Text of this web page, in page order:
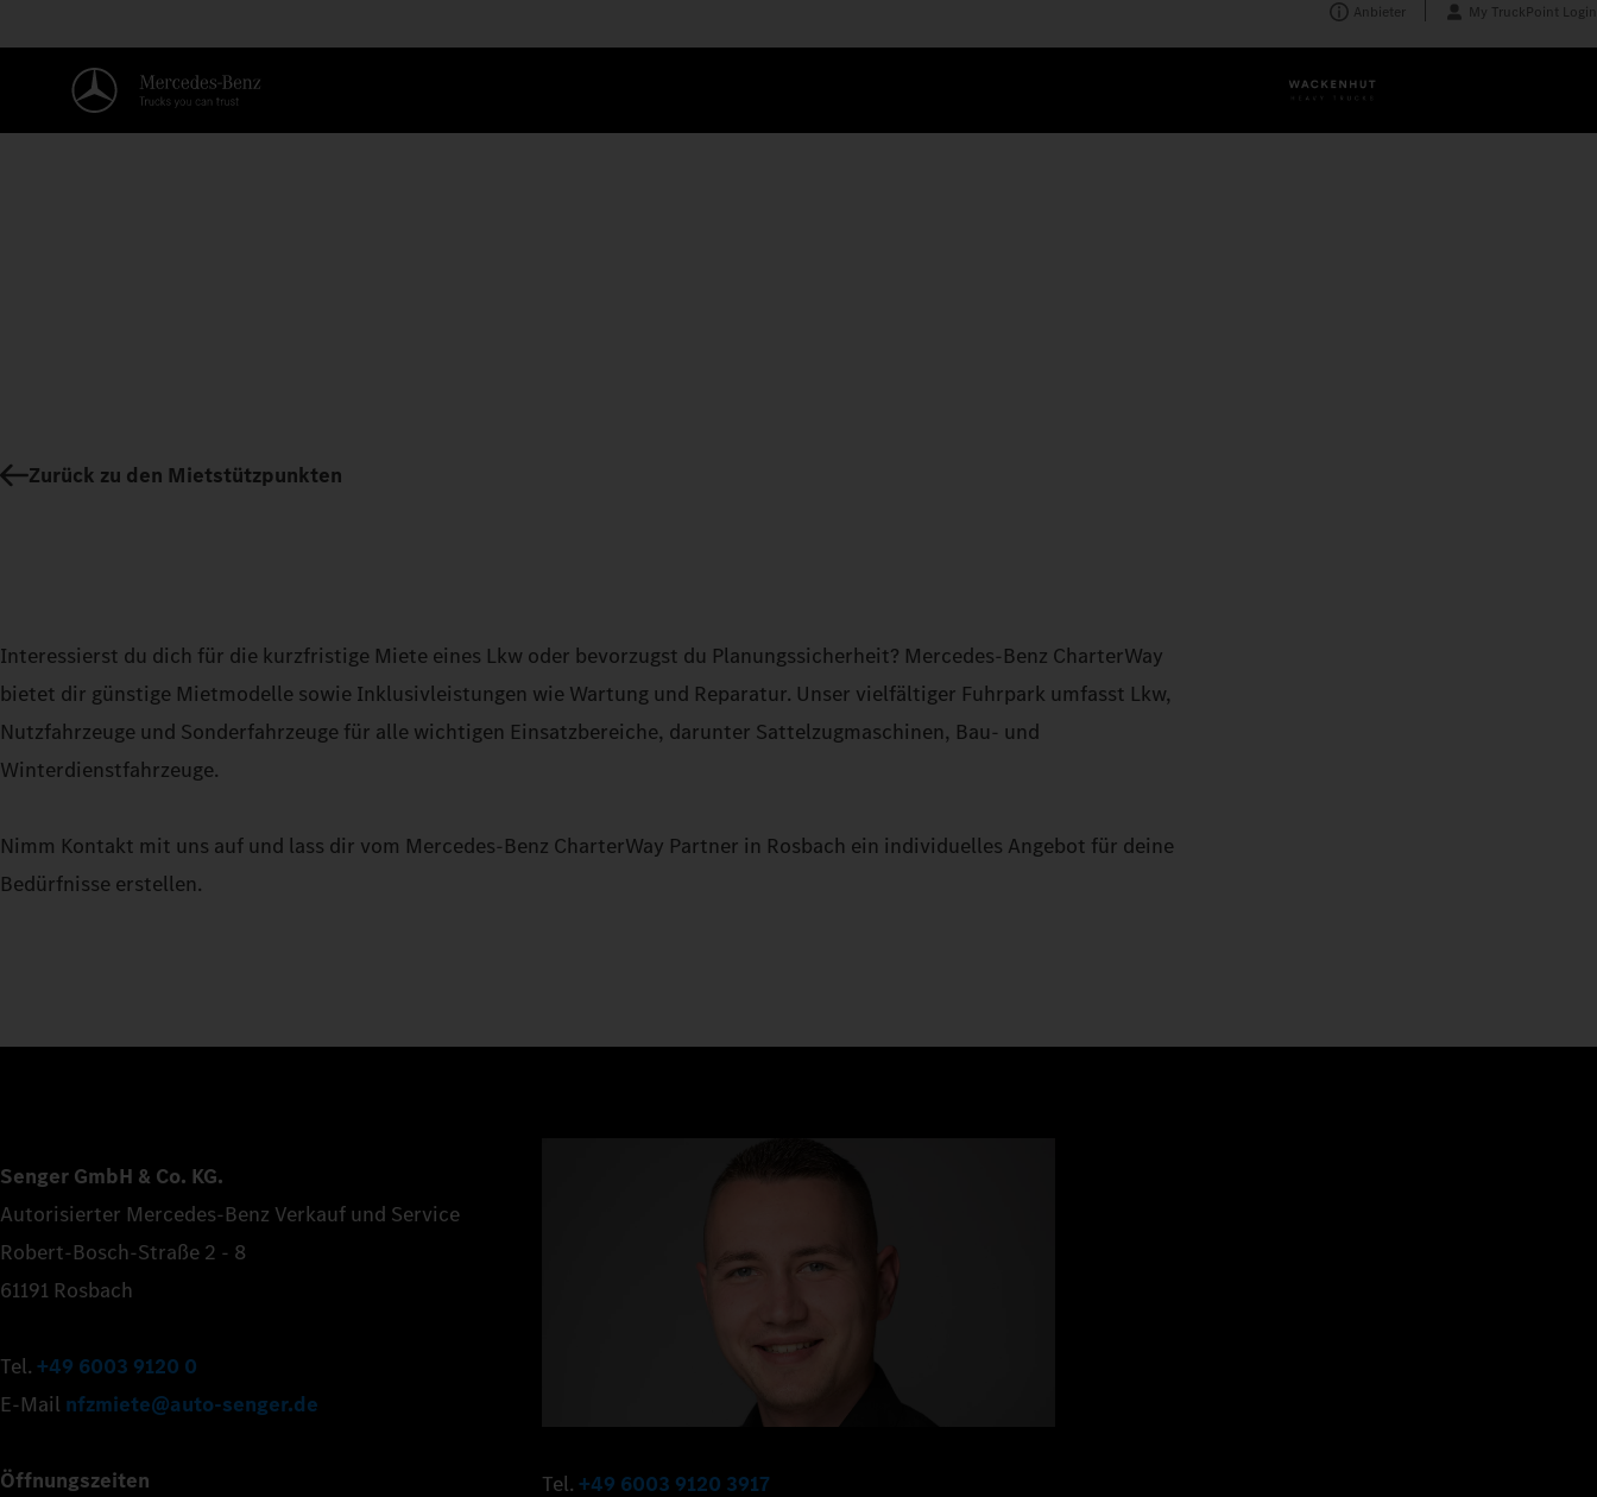
Anbieter My TruckPoint Login
Zurück zu den Mietstützpunkten
Interessierst du dich für die kurzfristige Miete eines Lkw oder bevorzugst du Planungssicherheit? Mercedes-Benz CharterWay
bietet dir günstige Mietmodelle sowie Inklusivleistungen wie Wartung und Reparatur. Unser vielfältiger Fuhrpark umfasst Lkw,
Nutzfahrzeuge und Sonderfahrzeuge für alle wichtigen Einsatzbereiche, darunter Sattelzugmaschinen, Bau- und
Winterdienstfahrzeuge.
Nimm Kontakt mit uns auf und lass dir vom Mercedes-Benz CharterWay Partner in Rosbach ein individuelles Angebot für deine
Bedürfnisse erstellen.
Senger GmbH & Co. KG.
Autorisierter Mercedes-Benz Verkauf und Service
Robert-Bosch-Straße 2 - 8
61191 Rosbach
Tel. +49 6003 9120 0
E-Mail nfzmiete@auto-senger.de
Öffnungszeiten
Tel. +49 6003 9120 3917